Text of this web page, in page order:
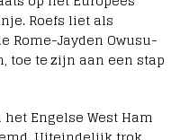
Roefs liet als
Rome-Jayden Owusu-
toe te zijn aan een stap
Engelse West Ham